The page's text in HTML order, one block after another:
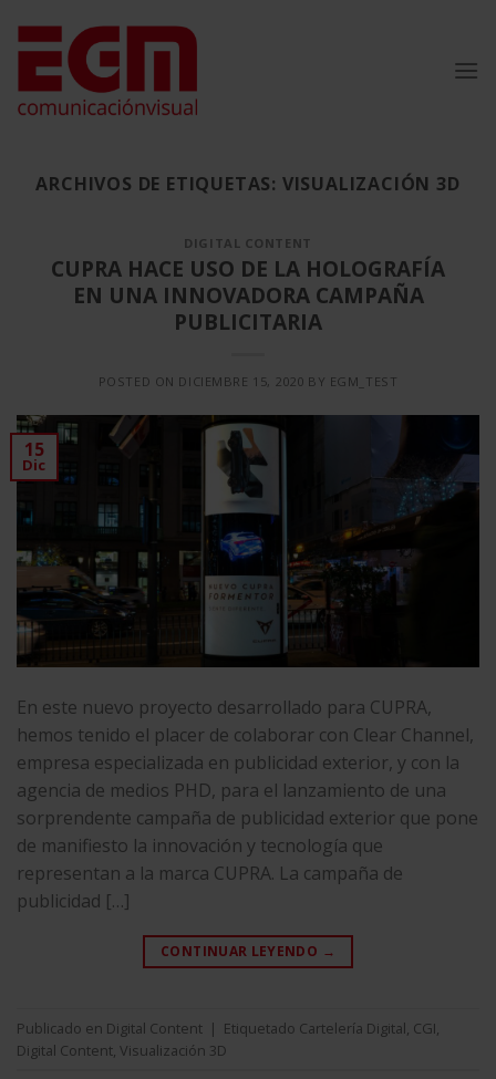
contenido
ARCHIVOS DE ETIQUETAS: VISUALIZACIÓN 3D
DIGITAL CONTENT
CUPRA HACE USO DE LA HOLOGRAFÍA
EN UNA INNOVADORA CAMPAÑA
PUBLICITARIA
POSTED ON DICIEMBRE 15, 2020 BY EGM_TEST
15
Dic
En este nuevo proyecto desarrollado para CUPRA,
hemos tenido el placer de colaborar con Clear Channel,
empresa especializada en publicidad exterior, y con la
agencia de medios PHD, para el lanzamiento de una
sorprendente campaña de publicidad exterior que pone
de manifiesto la innovación y tecnología que
representan a la marca CUPRA. La campaña de
publicidad […]
CONTINUAR LEYENDO →
Publicado en Digital Content | Etiquetado Cartelería Digital CGI
Digital Content Visualización 3D